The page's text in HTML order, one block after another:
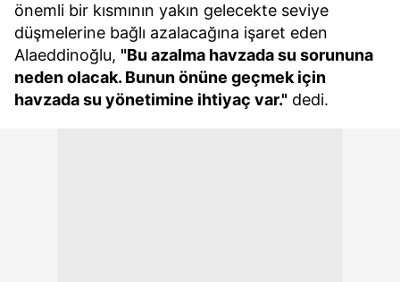
önemli bir kısmının yakın gelecekte seviye
düşmelerine bağlı azalacağına işaret eden
Alaeddinoğlu, "Bu azalma havzada su sorununa
neden olacak. Bunun önüne geçmek için
havzada su yönetimine ihtiyaç var." dedi.